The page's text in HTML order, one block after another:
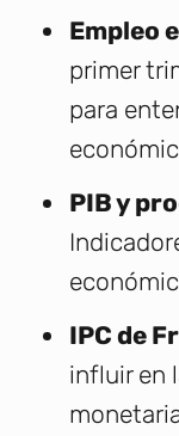
Empleo
primer
para
PIB y
IPC de
influir en